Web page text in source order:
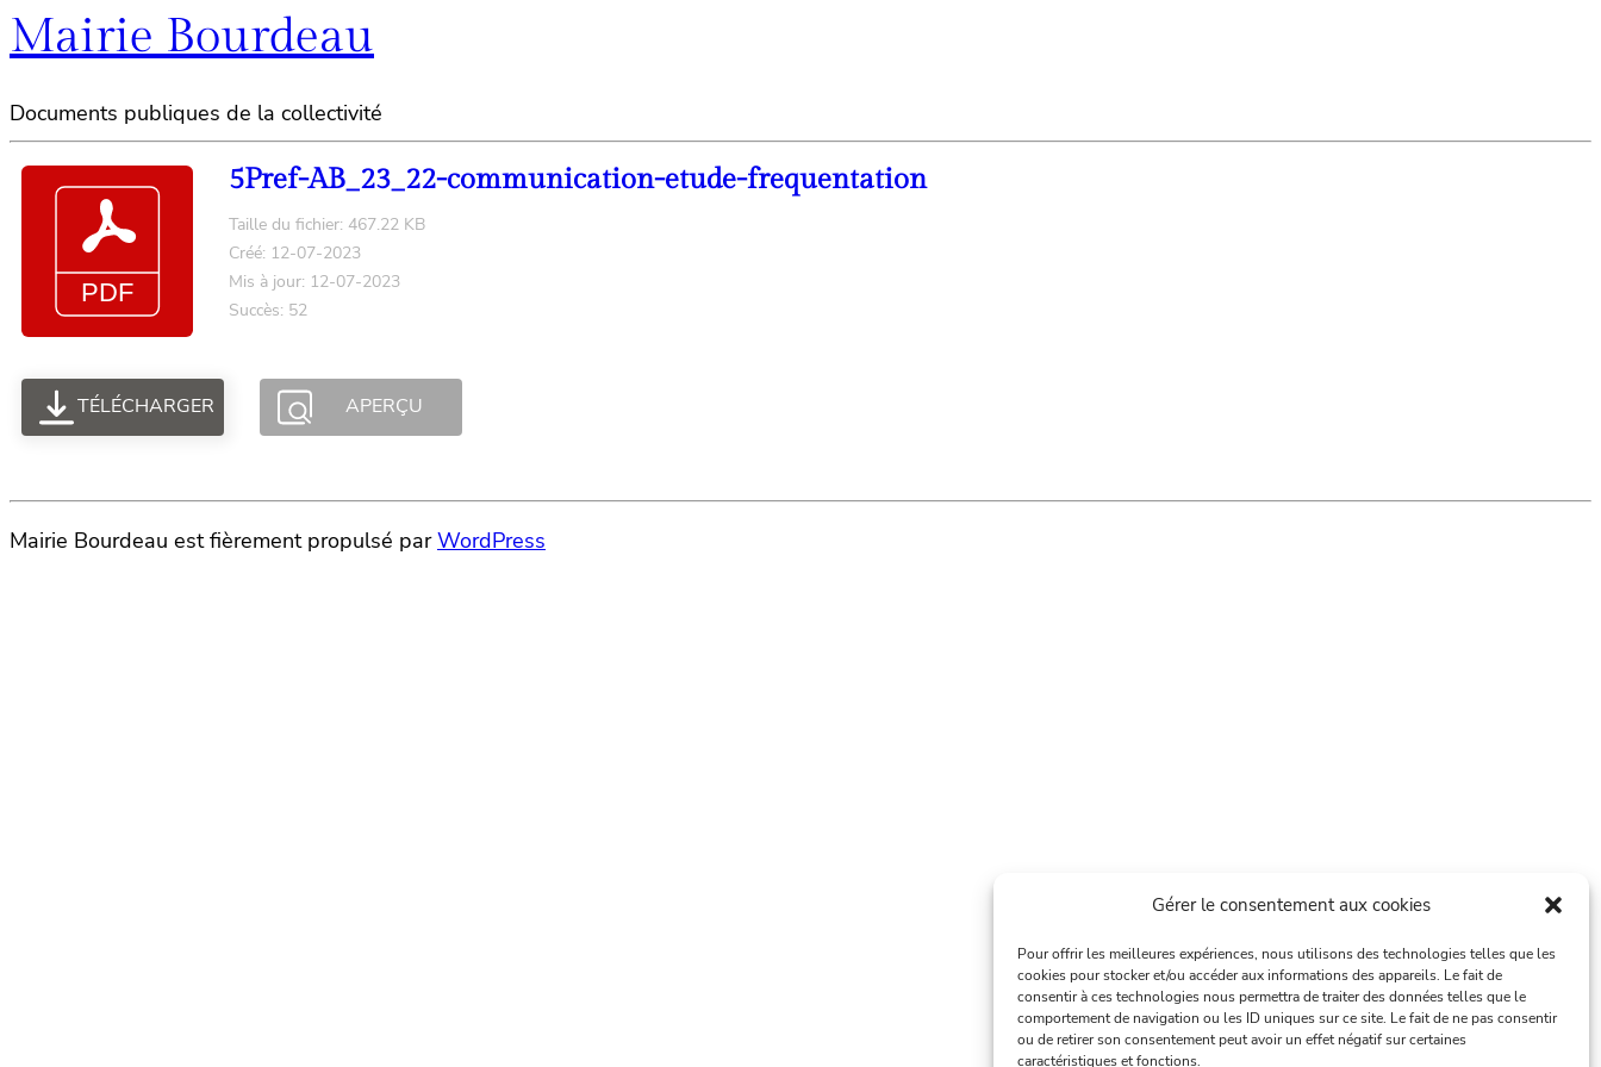
Gérer le consentement aux cookies
Pour offrir les meilleures expériences, nous utilisons des technologies telles que les
cookies pour stocker et/ou accéder aux informations des appareils. Le fait de
consentir à ces technologies nous permettra de traiter des données telles que le
comportement de navigation ou les ID uniques sur ce site. Le fait de ne pas consentir
ou de retirer son consentement peut avoir un effet négatif sur certaines
caractéristiques et fonctions.
Mairie Bourdeau
Documents publiques de la collectivité
5Pref-AB_23_22-communication-etude-frequentation
Taille du fichier: 467.22 KB
Créé: 12-07-2023
Mis à jour: 12-07-2023
Succès: 52
TÉLÉCHARGER APERÇU
Mairie Bourdeau est fièrement propulsé parWordPress